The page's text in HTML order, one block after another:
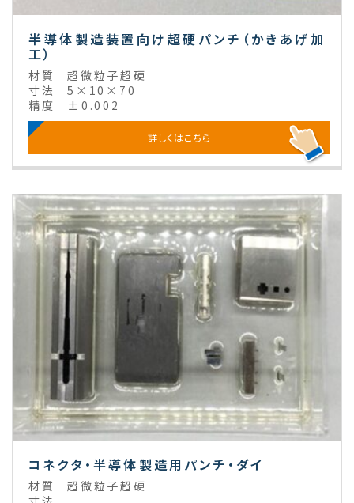
半導体製造装置向け超硬パンチ（かきあげ加
工）
材質
超微粒子超硬
寸法
5×10×70
精度
±0.002
詳しくはこちら
コネクタ・半導体製造用パンチ・ダイ
材質
超微粒子超硬